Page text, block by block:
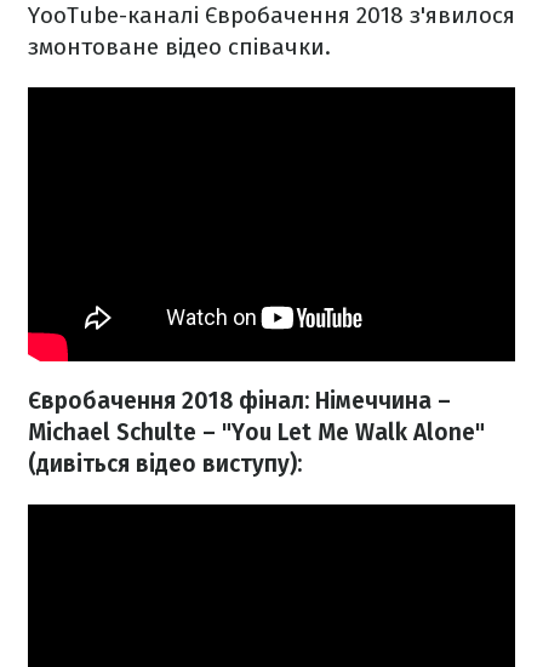
YooTube-каналі Євробачення 2018 з'явилося
змонтоване відео співачки.
Євробачення 2018 фінал: Німеччина –
Michael Schulte – "You Let Me Walk Alone"
(дивіться відео виступу):